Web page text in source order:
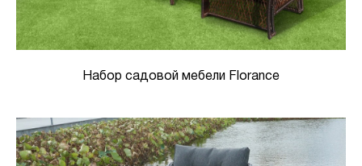
Набор садовой мебели Florance